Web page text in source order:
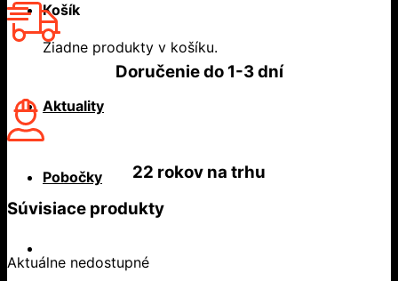
Košík
Žiadne produkty v košíku.
Aktuality
Pobočky
Doručenie do1-3 dní
22 rokov na trhu
Súvisiace produkty
Aktuálne nedostupné